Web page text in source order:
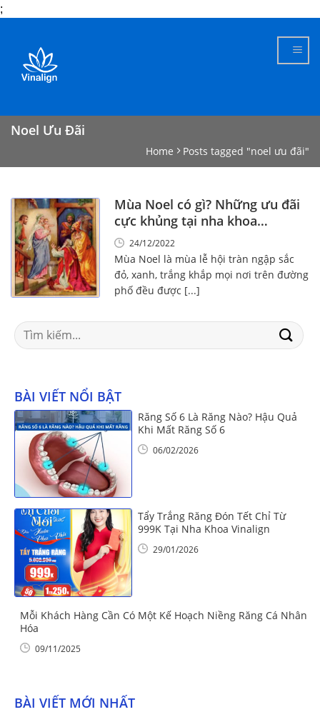
;
content
Noel Ưu Đãi
Home Posts tagged "noel ưu đãi"
Mùa Noel có gì? Những ưu đãi
cực khủng tại nha khoa
Vinalign
24/12/2022
Mùa Noel là mùa lễ hội tràn ngập sắc
đỏ, xanh, trắng khắp mọi nơi trên đường
phố đều được [...]
Search
for:
BÀI VIẾT NỔI BẬT
Răng Số 6 Là Răng Nào? Hậu Quả
Khi Mất Răng Số 6
06/02/2026
Tẩy Trắng Răng Đón Tết Chỉ Từ
999K Tại Nha Khoa Vinalign
29/01/2026
Mỗi Khách Hàng Cần Có Một Kế Hoạch Niềng Răng Cá Nhân
Hóa
09/11/2025
BÀI VIẾT MỚI NHẤT